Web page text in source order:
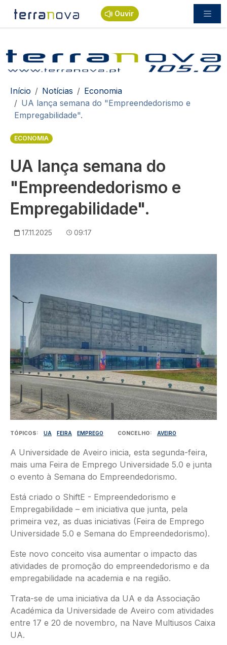
Passar para o conteúdo principal
Ouvir
Navegação estrutural
Início Notícias
Economia
UA lança semana do "Empreendedorismo e
Empregabilidade".
ECONOMIA
UA lança semana do
"Empreendedorismo e
Empregabilidade".
17.11.2025 09:17
TÓPICOS UA FEIRA EMPREGO CONCELHO AVEIRO
A Universidade de Aveiro inicia, esta segunda-feira,
mais uma Feira de Emprego Universidade 5.0 e junta
o evento à Semana do Empreendedorismo.
Está criado o ShiftE - Empreendedorismo e
Empregabilidade – em iniciativa que junta, pela
primeira vez, as duas iniciativas (Feira de Emprego
Universidade 5.0 e Semana do Empreendedorismo).
Este novo conceito visa aumentar o impacto das
atividades de promoção do empreendedorismo e da
empregabilidade na academia e na região.
Trata-se de uma iniciativa da UA e da Associação
Académica da Universidade de Aveiro com atividades
entre 17 e 20 de novembro, na Nave Multiusos Caixa
UA.